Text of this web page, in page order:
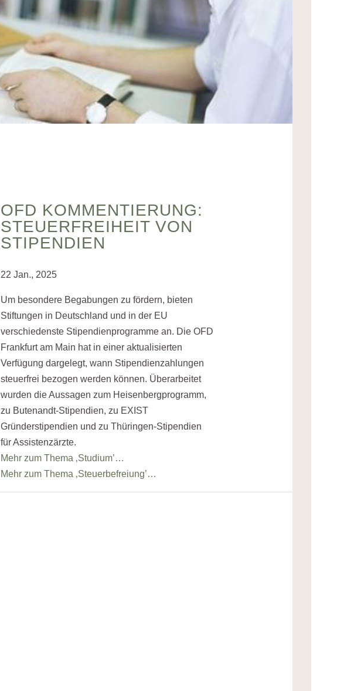
OFD KOMMENTIERUNG:
STEUERFREIHEIT VON
STIPENDIEN
22 Jan., 2025
Um besondere Begabungen zu fördern, bieten
Stiftungen in Deutschland und in der EU
verschiedenste Stipendienprogramme an. Die OFD
Frankfurt am Main hat in einer aktualisierten
Verfügung dargelegt, wann Stipendienzahlungen
steuerfrei bezogen werden können. Überarbeitet
wurden die Aussagen zum Heisenbergprogramm,
zu Butenandt-Stipendien, zu EXIST
Gründerstipendien und zu Thüringen-Stipendien
für Assistenzärzte.
Mehr zum Thema ‚Studium’…
Mehr zum Thema ‚Steuerbefreiung’…